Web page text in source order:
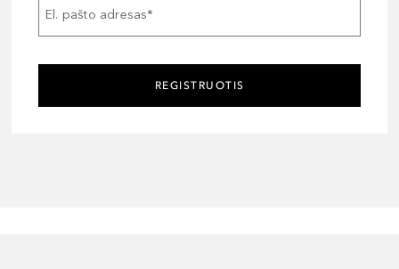
El. pašto adresas*
REGISTRUOTIS